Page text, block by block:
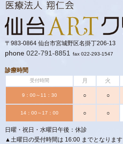
〒983-0864 仙台市宮城野区名掛丁206-13
phone 022-791-8851 fax 022-293-1547
診療時間
受付時間 月 火
9：00～11：30 ○ ○
14：00～17：00 ○ ○
日曜・祝日・水曜日午後：休診
▲土曜日の受付時間は 16:00 までとなります